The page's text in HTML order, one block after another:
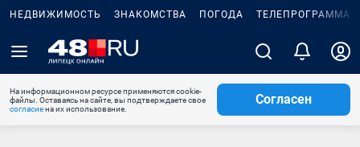
НЕДВИЖИМОСТЬ ЗНАКОМСТВА ПОГОДА ТЕЛЕПРОГРАММА
На информационном ресурсе применяются cookie-
файлы. Оставаясь на сайте, вы подтверждаете свое
согласиена их использование.
Согласен